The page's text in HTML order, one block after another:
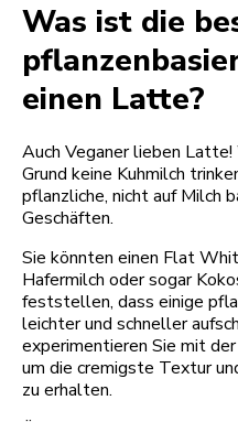
Was ist die
einen Latte?
Auch Veganer lieben Latte!
Grund keine Kuhmilch
pflanzliche, nicht auf Milch
Geschäften.
Sie könnten einen Flat
Hafermilch oder sogar
feststellen, dass einige
leichter und schneller
experimentieren Sie mit
um die cremigste Textur
zu erhalten.